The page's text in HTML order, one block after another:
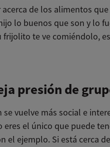
de los alimentos
lo buenos que son y lo
frijolito te ve comiéndolo,
presión de
vuelve más social e
eres el único que puede
el ejemplo. Si está cerca